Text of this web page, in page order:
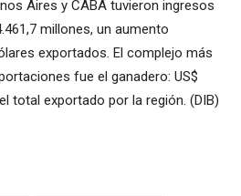
Aires y CABA tuvieron ingresos
millones, un aumento
exportados. El complejo más
fue el ganadero: US$
total exportado por la región. (DIB)